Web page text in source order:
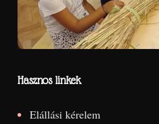
Hasznos linkek
Elállási kérelem